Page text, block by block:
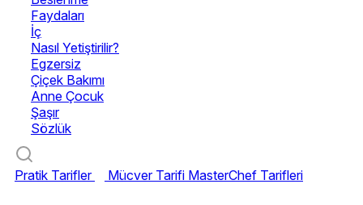
Faydaları
İç
Nasıl Yetiştirilir?
Egzersiz
Çiçek Bakımı
Anne Çocuk
Şaşır
Sözlük
Pratik Tarifler Mücver Tarifi MasterChef Tarifleri